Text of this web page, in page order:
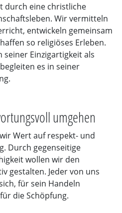
durch eine christliche
Wir vermitteln
entwickeln gemeinsam
so religiöses Erleben.
seiner Einzigartigkeit als
es in seiner
umgehen
Wert auf respekt- und
Durch gegenseitige
wollen wir den
gestalten. Jeder von uns
für sein Handeln
die Schöpfung.